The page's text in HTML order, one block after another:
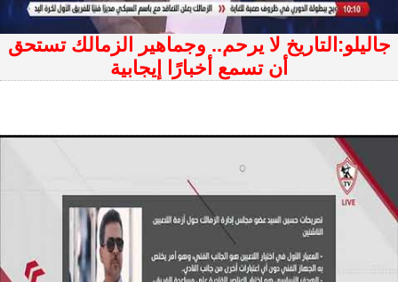
جاليلو:التاريخ لا يرحم.. وجماهير الزمالك تستحق
أن تسمع أخبارًا إيجابية